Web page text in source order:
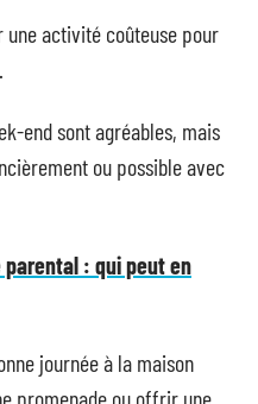
une activité coûteuse pour
end sont agréables, mais
ou possible avec
parental : qui peut en
journée à la maison
promenade ou offrir une